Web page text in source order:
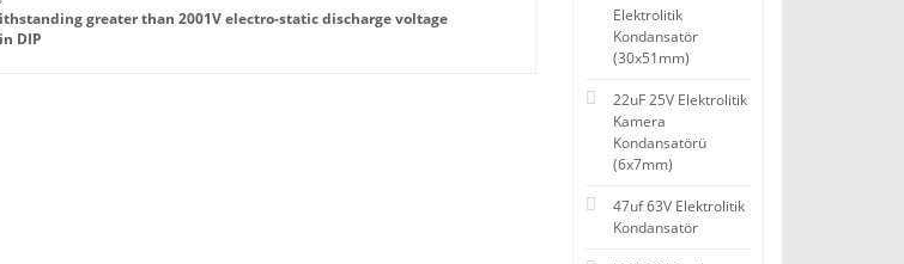
greater than 2001V electro-static discharge voltage
DIP
Elektrolitik
Kondansatör
(30x51mm)
22uF 25V Elektrolitik
Kamera
Kondansatörü
(6x7mm)
47uf 63V Elektrolitik
Kondansatör